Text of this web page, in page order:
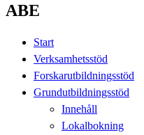
ABE
Start
Verksamhetsstöd
Forskarutbildningsstöd
Grundutbildningsstöd
Innehåll
Lokalbokning